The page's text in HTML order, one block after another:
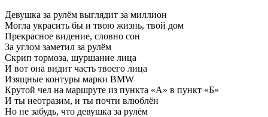
Девушка за рулём выглядит за миллион
Могла украсить бы и твою жизнь, твой дом
Прекрасное видение, словно сон
За углом заметил за рулём
Скрип тормоза, шуршание лица
И вот она видит часть твоего лица
Изящные контуры марки BMW
Крутой чел на маршруте из пункта «А» в пункт «Б»
И ты неотразим, и ты почти влюблён
Но не забудь, что девушка за рулём